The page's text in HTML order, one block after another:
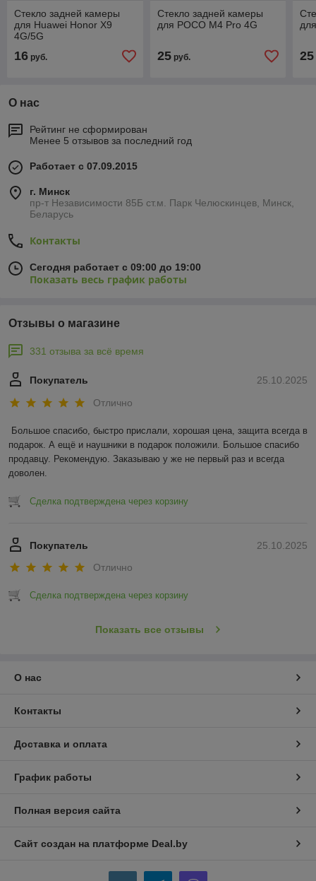
Стекло задней камеры
для Huawei Honor X9
4G/5G
16 руб.
Стекло задней камеры
для POCO M4 Pro 4G
25руб. 25
О нас
Рейтинг не сформирован
Менее 5 отзывов за последний год
Работает с 07.09.2015
г. Минск
пр-т Независимости 85Б ст.м. Парк Челюскинцев, Минск,
Беларусь
Контакты
Сегодня работает с 09:00 до 19:00
Показать весь график работы
Отзывы о магазине
331 отзыва за всё время
25.10.2025
Покупатель
Отлично
Большое спасибо, быстро прислали, хорошая цена, защита всегда в
подарок. А ещё и наушники в подарок положили. Большое спасибо
продавцу. Рекомендую. Заказываю у же не первый раз и всегда
доволен.
Сделка подтверждена через корзину
25.10.2025
Покупатель
Отлично
Сделка подтверждена через корзину
Показать все отзывы
О нас
Контакты
Доставка и оплата
График работы
Полная версия сайта
Сайт создан на платформе Deal.by